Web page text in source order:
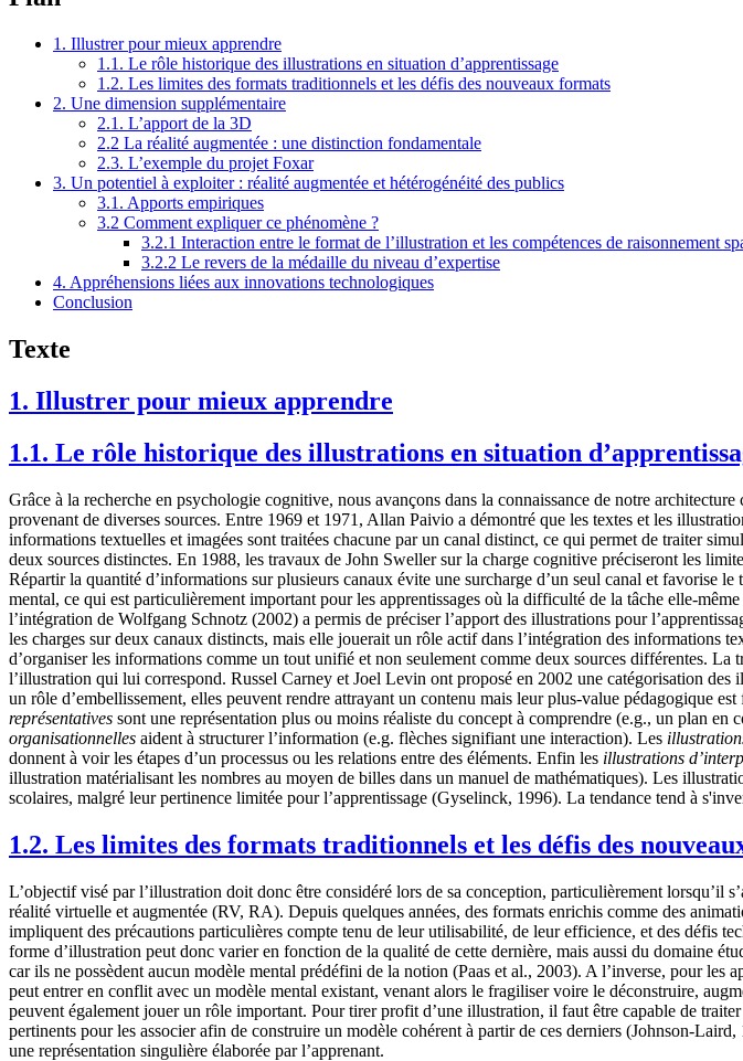
1. Illustrer pour mieux apprendre
1.1. Le rôle historique des illustrations en situation d’apprentissage
1.2. Les limites des formats traditionnels et les défis des nouveaux formats
2. Une dimension supplémentaire
2.1. L’apport de la 3D
2.2 La réalité augmentée : une distinction fondamentale
2.3. L’exemple du projet Foxar
3. Un potentiel à exploiter : réalité augmentée et hétérogénéité des publics
3.1. Apports empiriques
3.2 Comment expliquer ce phénomène ?
3.2.1 Interaction entre le format de l’illustration et les compétences de raisonnement
3.2.2 Le revers de la médaille du niveau d’expertise
4. Appréhensions liées aux innovations technologiques
Conclusion
Texte
1. Illustrer pour mieux apprendre
1.1. Le rôle historique des illustrations en situation
Grâce à la recherche en psychologie cognitive, nous avançons dans la connaissance de notre
provenant de diverses sources. Entre 1969 et 1971, Allan Paivio a démontré que les textes et les
informations textuelles et imagées sont traitées chacune par un canal distinct, ce qui permet de traiter
deux sources distinctes. En 1988, les travaux de John Sweller sur la charge cognitive préciseront les
Répartir la quantité d’informations sur plusieurs canaux évite une surcharge d’un seul canal et favorise
mental, ce qui est particulièrement important pour les apprentissages où la difficulté de la tâche elle-
l’intégration de Wolfgang Schnotz (2002) a permis de préciser l’apport des illustrations pour
les charges sur deux canaux distincts, mais elle jouerait un rôle actif dans l’intégration des informations
d’organiser les informations comme un tout unifié et non seulement comme deux sources différentes.
l’illustration qui lui correspond. Russel Carney et Joel Levin ont proposé en 2002 une catégorisation
un rôle d’embellissement, elles peuvent rendre attrayant un contenu mais leur plus-value pédagogique
représentatives sont une représentation plus ou moins réaliste du concept à comprendre (e.g., un plan
organisationnelles aident à structurer l’information (e.g. flèches signifiant une interaction). Les
donnent à voir les étapes d’un processus ou les relations entre des éléments. Enfin les illustrations
illustration matérialisant les nombres au moyen de billes dans un manuel de mathématiques). Les
scolaires, malgré leur pertinence limitée pour l’apprentissage (Gyselinck, 1996). La tendance tend à
1.2. Les limites des formats traditionnels et les défis des
L’objectif visé par l’illustration doit donc être considéré lors de sa conception, particulièrement lorsqu’il
réalité virtuelle et augmentée (RV, RA). Depuis quelques années, des formats enrichis comme des
impliquent des précautions particulières compte tenu de leur utilisabilité, de leur efficience, et des défis
forme d’illustration peut donc varier en fonction de la qualité de cette dernière, mais aussi du domaine
car ils ne possèdent aucun modèle mental prédéfini de la notion (Paas et al., 2003). A l’inverse, pour
peut entrer en conflit avec un modèle mental existant, venant alors le fragiliser voire le déconstruire,
peuvent également jouer un rôle important. Pour tirer profit d’une illustration, il faut être capable de
pertinents pour les associer afin de construire un modèle cohérent à partir de ces derniers (Johnson-
une représentation singulière élaborée par l’apprenant.